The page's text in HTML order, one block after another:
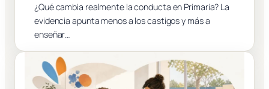
¿Qué cambia realmente la conducta en Primaria? La
evidencia apunta menos a los castigos y más a
enseñar…